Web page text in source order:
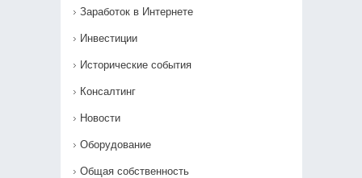
Заработок в Интернете
Инвестиции
Исторические события
Консалтинг
Новости
Оборудование
Общая собственность